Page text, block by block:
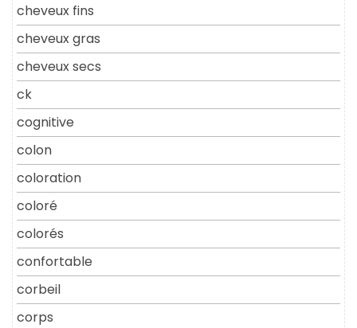
cheveux fins
cheveux gras
cheveux secs
ck
cognitive
colon
coloration
coloré
colorés
confortable
corbeil
corps